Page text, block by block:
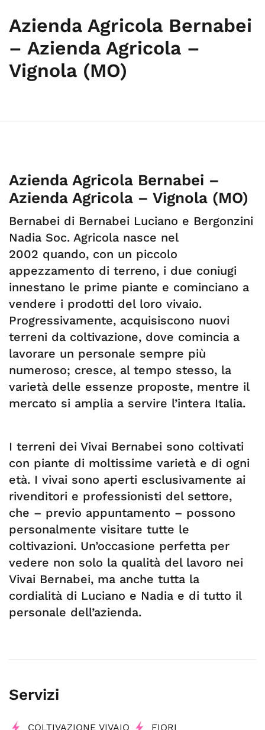
Azienda Agricola Bernabei
– Azienda Agricola –
Vignola (MO)
Azienda Agricola Bernabei –
Azienda Agricola – Vignola (MO)
Bernabei di Bernabei Luciano e Bergonzini
Nadia Soc. Agricola nasce nel
2002 quando, con un piccolo
appezzamento di terreno, i due coniugi
innestano le prime piante e cominciano a
vendere i prodotti del loro vivaio.
Progressivamente, acquisiscono nuovi
terreni da coltivazione, dove comincia a
lavorare un personale sempre più
numeroso; cresce, al tempo stesso, la
varietà delle essenze proposte, mentre il
mercato si amplia a servire l’intera Italia.
I terreni dei Vivai Bernabei sono coltivati
con piante di moltissime varietà e di ogni
età. I vivai sono aperti esclusivamente ai
rivenditori e professionisti del settore,
che – previo appuntamento – possono
personalmente visitare tutte le
coltivazioni. Un’occasione perfetta per
vedere non solo la qualità del lavoro nei
Vivai Bernabei, ma anche tutta la
cordialità di Luciano e Nadia e di tutto il
personale dell’azienda.
Servizi
COLTIVAZIONE VIVAIO FIORI